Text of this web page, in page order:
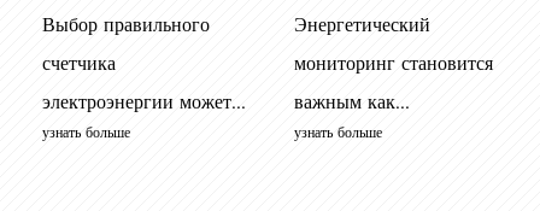
Энергетический
мониторинг становится
важным как...
узнать больше
руководс...
В современном
энергетическом мире
мониторинг ис...